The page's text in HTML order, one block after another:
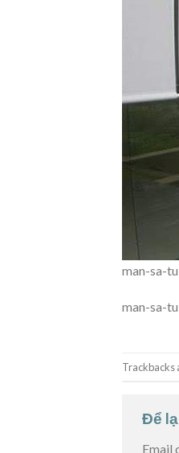
man-sa-
man-sa-
Trackbacks
Để
Email